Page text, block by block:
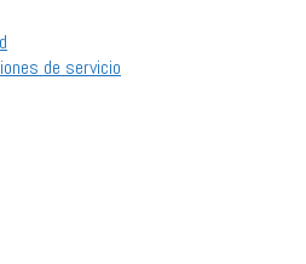
de servicio